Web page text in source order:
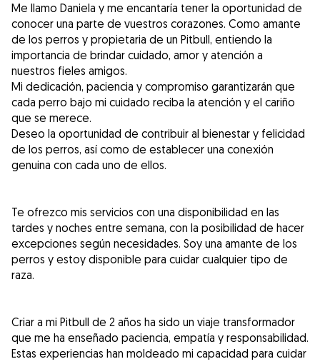
Me llamo Daniela y me encantaría tener la oportunidad de
conocer una parte de vuestros corazones. Como amante
de los perros y propietaria de un Pitbull, entiendo la
importancia de brindar cuidado, amor y atención a
nuestros fieles amigos.
Mi dedicación, paciencia y compromiso garantizarán que
cada perro bajo mi cuidado reciba la atención y el cariño
que se merece.
Deseo la oportunidad de contribuir al bienestar y felicidad
de los perros, así como de establecer una conexión
genuina con cada uno de ellos.
Te ofrezco mis servicios con una disponibilidad en las
tardes y noches entre semana, con la posibilidad de hacer
excepciones según necesidades. Soy una amante de los
perros y estoy disponible para cuidar cualquier tipo de
raza.
Criar a mi Pitbull de 2 años ha sido un viaje transformador
que me ha enseñado paciencia, empatía y responsabilidad.
Estas experiencias han moldeado mi capacidad para cuidar